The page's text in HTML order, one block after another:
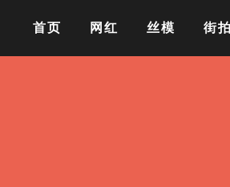
首页 网红 丝模 街